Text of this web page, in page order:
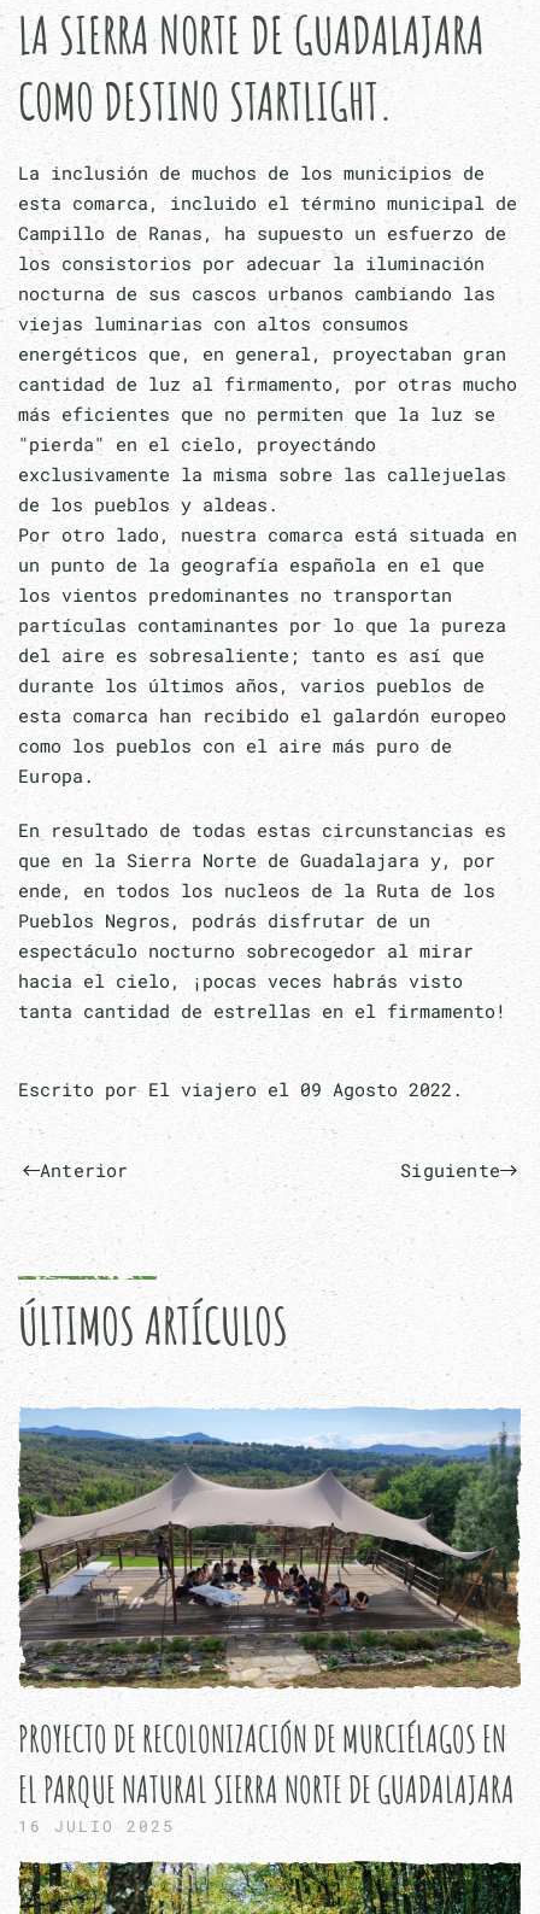
LA SIERRA NORTE DE GUADALAJARA
COMO DESTINO STARTLIGHT.
La inclusión de muchos de los municipios de
esta comarca, incluido el término municipal de
Campillo de Ranas, ha supuesto un esfuerzo de
los consistorios por adecuar la iluminación
nocturna de sus cascos urbanos cambiando las
viejas luminarias con altos consumos
energéticos que, en general, proyectaban gran
cantidad de luz al firmamento, por otras mucho
más eficientes que no permiten que la luz se
"pierda" en el cielo, proyectándo
exclusivamente la misma sobre las callejuelas
de los pueblos y aldeas.
Por otro lado, nuestra comarca está situada en
un punto de la geografía española en el que
los vientos predominantes no transportan
partículas contaminantes por lo que la pureza
del aire es sobresaliente; tanto es así que
durante los últimos años, varios pueblos de
esta comarca han recibido el galardón europeo
como los pueblos con el aire más puro de
Europa.
En resultado de todas estas circunstancias es
que en la Sierra Norte de Guadalajara y, por
ende, en todos los nucleos de la Ruta de los
Pueblos Negros, podrás disfrutar de un
espectáculo nocturno sobrecogedor al mirar
hacia el cielo, ¡pocas veces habrás visto
tanta cantidad de estrellas en el firmamento!
Escrito por El viajero el 09 Agosto 2022 .
Anterior Siguiente
ÚLTIMOS ARTÍCULOS
PROYECTO DE RECOLONIZACIÓN DE MURCIÉLAGOS EN
EL PARQUE NATURAL SIERRA NORTE DE GUADALAJARA
16 JULIO 2025